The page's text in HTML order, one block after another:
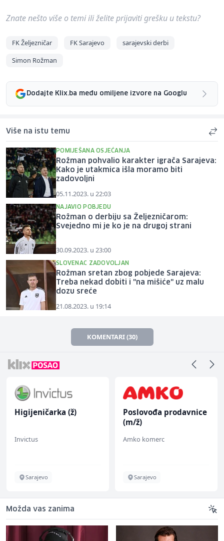
Znate nešto više o temi ili želite prijaviti grešku u tekstu?
FK Željezničar FK Sarajevo
sarajevski derbi
Simon Rožman
Dodajte Klix.ba među omiljene izvore na Googlu
Više na istu temu
POMIJEŠANA OSJEĆANJA
Rožman pohvalio karakter igrača Sarajeva:
Kako je utakmica išla moramo biti
zadovoljni
05.11.2023. u 22:03
NAJAVIO POBJEDU
Rožman o derbiju sa Željezničarom:
Svejedno mi je ko je na drugoj strani
30.09.2023. u 23:00
SLOVENAC ZADOVOLJAN
Rožman sretan zbog pobjede Sarajeva:
Treba nekad dobiti i "na mišiće" uz malu
dozu sreće
21.08.2023. u 19:14
KOMENTARI (30)
Higijeničarka (ž)
Invictus
Sarajevo
Poslovođa prodavnice
(m/ž)
Amko komerc
Sarajevo
Možda vas zanima